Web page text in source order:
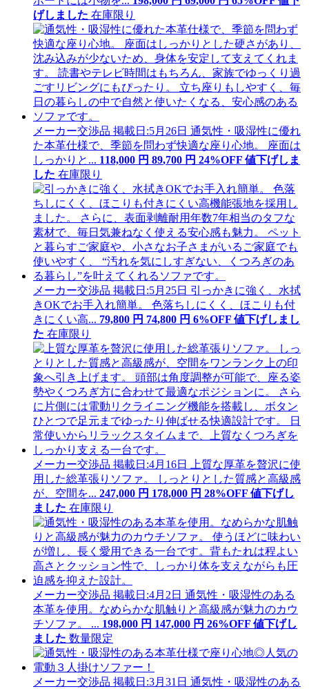
げしました 在庫限り
メーカー交渉品 掲載日:5月26日 通気性・吸湿性に優れ
た本革仕様で、季節を問わず快適な座り心地。 座面は
しっかりと... 118,000 円 89,700 円 24%OFF 値下げしま
した 在庫限り
メーカー交渉品 掲載日:5月25日 引っかきに強く、水拭
きOKでお手入れ簡単。 色落ちしにくく、ほこりも付
きにくい高... 79,800 円 74,800 円 6%OFF 値下げしまし
た 在庫限り
メーカー交渉品 掲載日:4月16日
上質な厚革を贅沢に使
用した総革張りソファ。 しっとりとした質感と高級感
が、空間を... 247,000 円 178,000 円 28%OFF 値下げし
ました 在庫限り
メーカー交渉品 掲載日:4月2日 通気性・吸湿性のある
本革を使用。なめらかな肌触りと高級感が魅力のカウ
チソファ。 ... 198,000 円 147,000 円 26%OFF 値下げし
ました 数量限定
メーカー交渉品 掲載日:3月31日 通気性・吸湿性のある